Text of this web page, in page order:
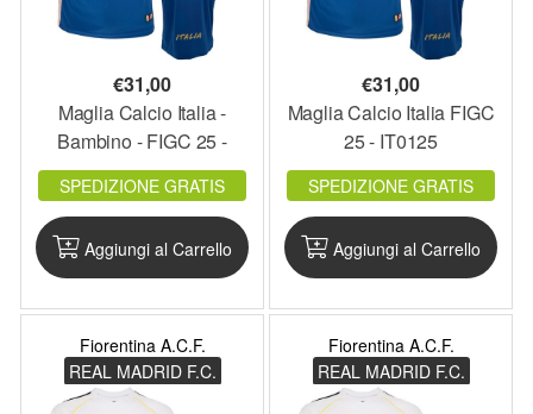
€31,00
Maglia Calcio Italia -
Bambino - FIGC 25 -
IT0125B
SPEDIZIONE GRATIS
Aggiungi al Carrello
€31,00
Maglia Calcio Italia FIGC
25 - IT0125
SPEDIZIONE GRATIS
Aggiungi al Carrello
Fiorentina A.C.F.
REAL MADRID F.C.
Fiorentina A.C.F.
REAL MADRID F.C.